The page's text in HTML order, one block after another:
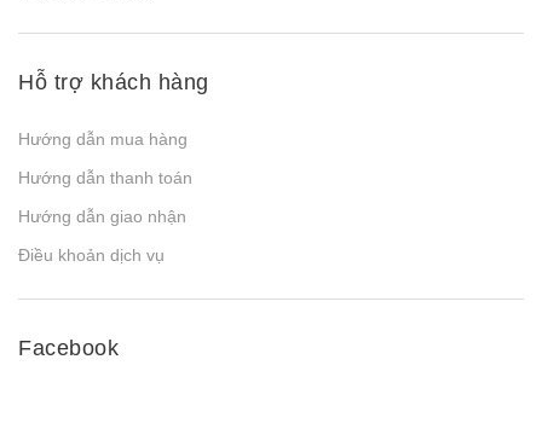
Hỗ trợ khách hàng
Hướng dẫn mua hàng
Hướng dẫn thanh toán
Hướng dẫn giao nhận
Điều khoản dịch vụ
Facebook